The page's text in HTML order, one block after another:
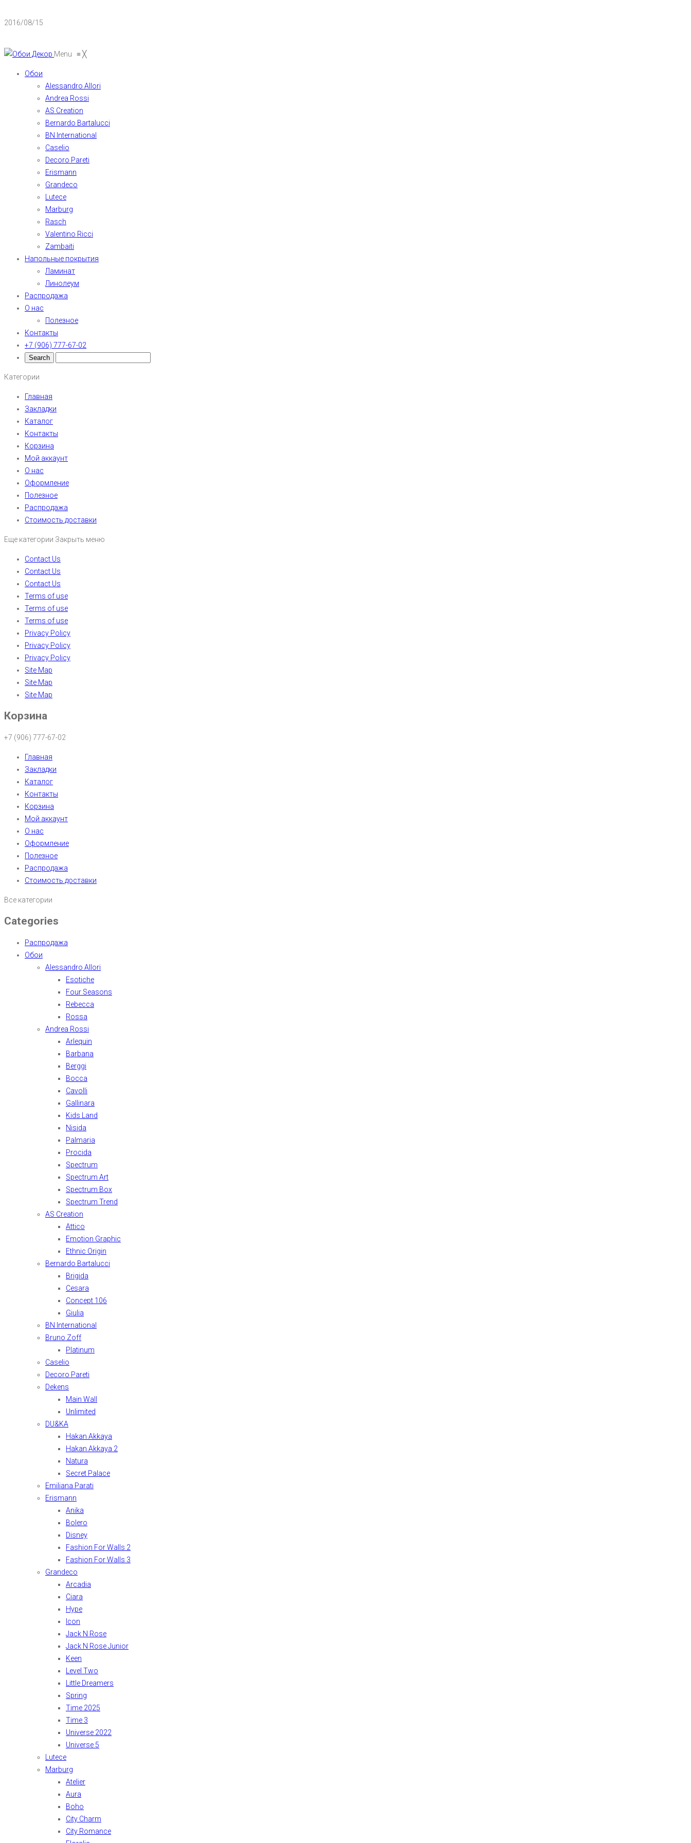
2016/08/15
Menu ≡╳
Обои
Alessandro Allori
Andrea Rossi
AS Creation
Bernardo Bartalucci
BN International
Caselio
Decoro Pareti
Erismann
Grandeco
Lutece
Marburg
Rasch
Valentino Ricci
Zambaiti
Напольные покрытия
Ламинат
Линолеум
Распродажа
О нас
Полезное
Контакты
+7 (906) 777-67-02
Категории
Главная
Закладки
Каталог
Контакты
Корзина
Мой аккаунт
О нас
Оформление
Полезное
Распродажа
Стоимость доставки
Еще категории Закрыть меню
Contact Us
Contact Us
Contact Us
Terms of use
Terms of use
Terms of use
Privacy Policy
Privacy Policy
Privacy Policy
Site Map
Site Map
Site Map
Корзина
+7 (906) 777-67-02
Главная
Закладки
Каталог
Контакты
Корзина
Мой аккаунт
О нас
Оформление
Полезное
Распродажа
Стоимость доставки
Все категории
Categories
Распродажа
Обои
Alessandro Allori
Esotiche
Four Seasons
Rebecca
Rossa
Andrea Rossi
Arlequin
Barbana
Berggi
Bocca
Cavolli
Gallinara
Kids Land
Nisida
Palmaria
Procida
Spectrum
Spectrum Art
Spectrum Box
Spectrum Trend
AS Creation
Attico
Emotion Graphic
Ethnic Origin
Bernardo Bartalucci
Brigida
Cesara
Concept 106
Giulia
BN International
Bruno Zoff
Platinum
Caselio
Decoro Pareti
Dekens
Main Wall
Unlimited
DU&KA
Hakan Akkaya
Hakan Akkaya 2
Natura
Secret Palace
Emiliana Parati
Erismann
Anika
Bolero
Disney
Fashion For Walls 2
Fashion For Walls 3
Grandeco
Arcadia
Ciara
Hype
Icon
Jack N Rose
Jack N Rose Junior
Keen
Level Two
Little Dreamers
Spring
Time 2025
Time 3
Universe 2022
Universe 5
Lutece
Marburg
Atelier
Aura
Boho
City Charm
City Romance